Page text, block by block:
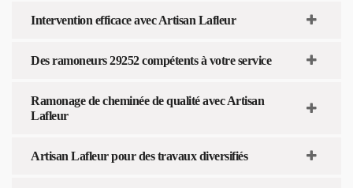
Intervention efficace avec Artisan Lafleur
Des ramoneurs 29252 compétents à votre service
Ramonage de cheminée de qualité avec Artisan
Lafleur
Artisan Lafleur pour des travaux diversifiés